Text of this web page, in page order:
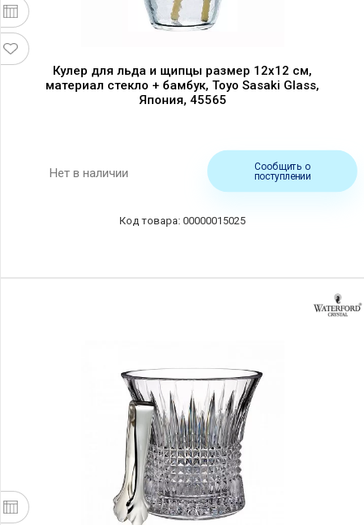
Кулер для льда и щипцы размер 12х12 см,
материал стекло + бамбук, Toyo Sasaki Glass,
Япония, 45565
Нет в наличии
Сообщить о
поступлении
00000015025